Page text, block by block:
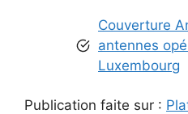
Couverture
antennes
Luxembourg
Publication faite sur :